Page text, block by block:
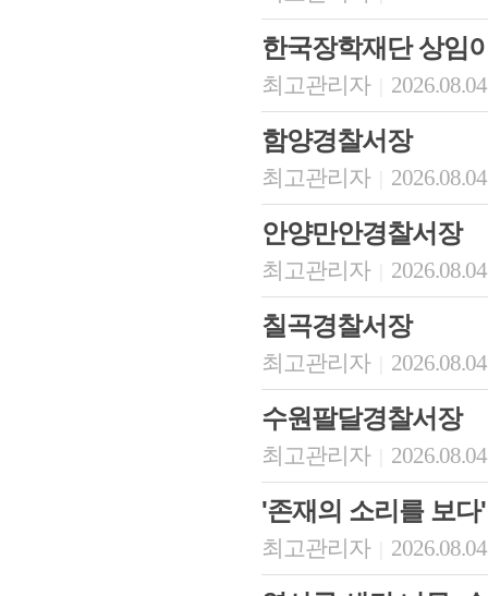
한국장학재단 상임
최고관리자
함양경찰서장
최고관리자
안양만안경찰서장
최고관리자
칠곡경찰서장
최고관리자
수원팔달경찰서장
최고관리자
'존재의 소리를 보다'
최고관리자